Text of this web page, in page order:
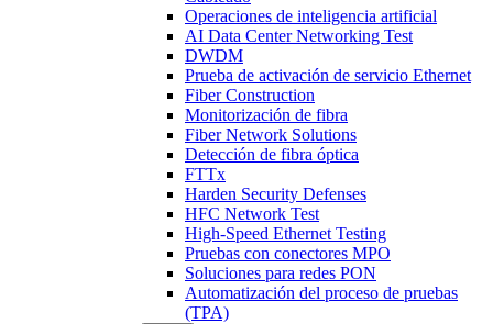
Operaciones de inteligencia artificial
AI Data Center Networking Test
DWDM
Prueba de activación de servicio Ethernet
Fiber Construction
Monitorización de fibra
Fiber Network Solutions
Detección de fibra óptica
FTTx
Harden Security Defenses
HFC Network Test
High-Speed Ethernet Testing
Pruebas con conectores MPO
Soluciones para redes PON
Automatización del proceso de pruebas
(TPA)